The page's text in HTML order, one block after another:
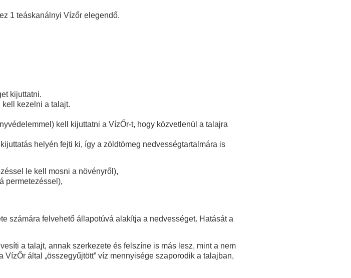
1 teáskanálnyi Vízőr elegendő.
kijuttatni.
kezelni a talajt.
kell kijuttatni a VízŐr-t, hogy közvetlenül a talajra
helyén fejti ki, így a zöldtömeg nedvességtartalmára is
le kell mosni a növényről),
permetezéssel),
számára felvehető állapotúvá alakítja a nedvességet. Hatását a
a talajt, annak szerkezete és felszíne is más lesz, mint a nem
által „összegyűjtött” víz mennyisége szaporodik a talajban,